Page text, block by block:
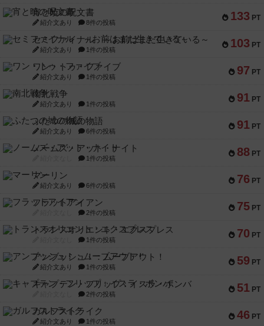
133 PT
宵と暁の呪文書
紹介文あり 8件の投稿
103 PT
セミファイナル ～お前はまだ生きている～
紹介文あり 1件の投稿
97 PT
ワン・トゥ・ファイブ
紹介文あり 1件の投稿
91 PT
南北戦争
紹介文あり 1件の投稿
91 PT
ふたつの城の物語
紹介文あり 6件の投稿
88 PT
ノームズ・アット・ナイト
1件の投稿
76 PT
マーリン
紹介文あり 6件の投稿
75 PT
フラットアイアン
2件の投稿
70 PT
トランスオリエント・エクスプレス
1件の投稿
59 PT
アンブッシュ！：ムーブアウト！
紹介文あり 1件の投稿
51 PT
キャプテン・フリップ：イスラ・ボンバ
2件の投稿
46 PT
ガルフストライク
紹介文あり 1件の投稿